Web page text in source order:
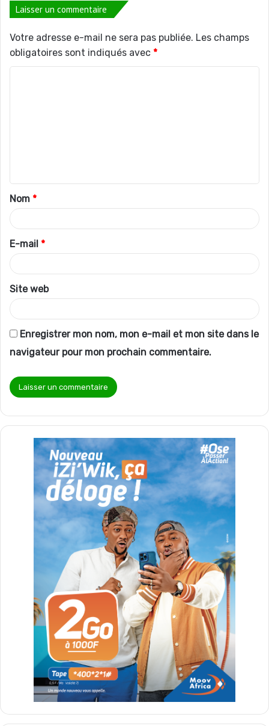
Laisser un commentaire
Votre adresse e-mail ne sera pas publiée. Les champs
obligatoires sont indiqués avec *
t
a
i
r
e
*
Nom *
E-mail *
Site web
Enregistrer mon nom, mon e-mail et mon site dans le
navigateur pour mon prochain commentaire.